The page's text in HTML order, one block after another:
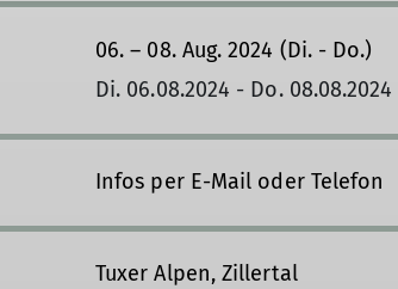
06. – 08. Aug. 2024 (Di. - Do.)
Di. 06.08.2024 - Do. 08.08.2024
Infos per E-Mail oder Telefon
Tuxer Alpen, Zillertal